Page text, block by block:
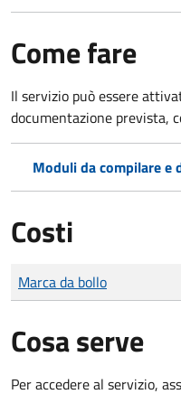
Come fare
Il servizio può essere
documentazione prevista,
Moduli da compilare e
Costi
Tipo di pagamento
Importo
Marca da bollo
Cosa serve
Per accedere al servizio,